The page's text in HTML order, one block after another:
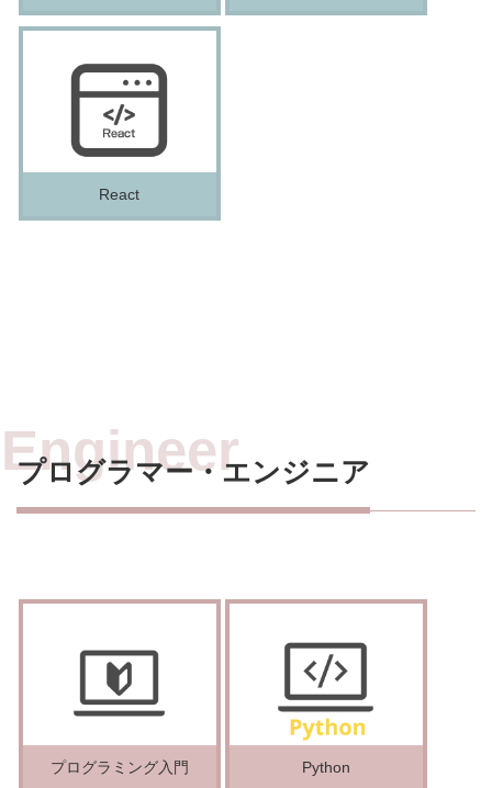
React
プログラマー・エンジニア
プログラミング入門 Python